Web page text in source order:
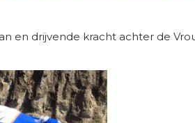
en drijvende kracht achter de